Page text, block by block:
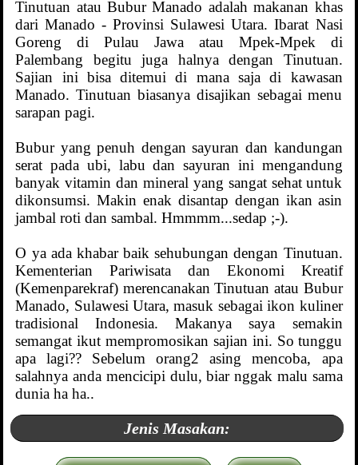
Tinutuan atau Bubur Manado adalah makanan khas
dari Manado - Provinsi Sulawesi Utara. Ibarat Nasi
Goreng di Pulau Jawa atau Mpek-Mpek di
Palembang begitu juga halnya dengan Tinutuan.
Sajian ini bisa ditemui di mana saja di kawasan
Manado. Tinutuan biasanya disajikan sebagai menu
sarapan pagi.
Bubur yang penuh dengan sayuran dan kandungan
serat pada ubi, labu dan sayuran ini mengandung
banyak vitamin dan mineral yang sangat sehat untuk
dikonsumsi. Makin enak disantap dengan ikan asin
jambal roti dan sambal. Hmmmm...sedap ;-).
O ya ada khabar baik sehubungan dengan Tinutuan.
Kementerian Pariwisata dan Ekonomi Kreatif
(Kemenparekraf) merencanakan Tinutuan atau Bubur
Manado, Sulawesi Utara, masuk sebagai ikon kuliner
tradisional Indonesia. Makanya saya semakin
semangat ikut mempromosikan sajian ini. So tunggu
apa lagi?? Sebelum orang2 asing mencoba, apa
salahnya anda mencicipi dulu, biar nggak malu sama
dunia ha ha..
Jenis Masakan: